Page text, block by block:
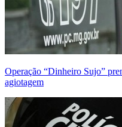
Operação “Dinheiro Sujo”
agiotagem